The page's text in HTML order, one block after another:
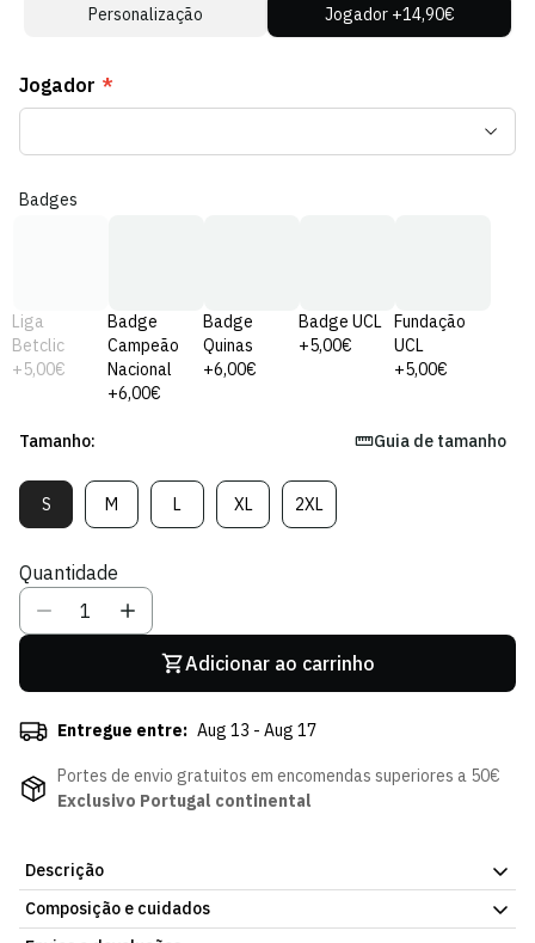
Personalização Jogador +14,90€
Jogador *
Badges
Liga
Betclic
+5,00€
Badge
Campeão
Nacional
+6,00€
Badge
Quinas
+6,00€
Badge UCL
+5,00€
Fundação
UCL
+5,00€
Tamanho: Guia de tamanho
SVariante
Esgotada
Indisponível
MVariante
Esgotada
Indisponível
LVariante
Esgotada
XLVariante
Esgotada
2XLVariante
Esgotada
Quantidade
Adicionar ao carrinho
Entregue entre: Aug 13 - Aug 17
Portes de envio gratuitos em encomendas superiores a 50€
Exclusivo Portugal continental
Descrição
Camisola Principal c/PUB 25/26. Peça simples, pensada para o
dia a dia. Faz parte da coleção oficial de plantel da Loja Verde
Composição e cuidados